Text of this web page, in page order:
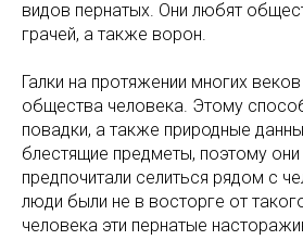
видов пернатых. Они любят
грачей, а также ворон.
Галки на протяжении многих
общества человека. Этому
повадки, а также природные
блестящие предметы, поэтому
предпочитали селиться рядом с
люди были не в восторге от
человека эти пернатые